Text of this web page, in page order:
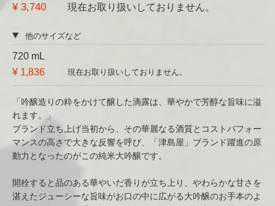
¥ 3,740 現在お取り扱いしておりません。
他のサイズなど
720 mL
¥ 1,836
現在お取り扱いしておりません。
「吟醸造りの粋をかけて醸した滴露は、華やかで芳醇な旨味に溢
れます。」
ブランド立ち上げ当初から、その華麗なる酒質とコストパフォー
マンスの高さで大きな反響を呼び、「津島屋」ブランド躍進の原
動力となったのがこの純米大吟醸です。
開栓すると品のある華やいだ香りが立ち上り、やわらかな甘さを
湛えたジューシーな旨味がお口の中に広がる大吟醸のお手本のよ